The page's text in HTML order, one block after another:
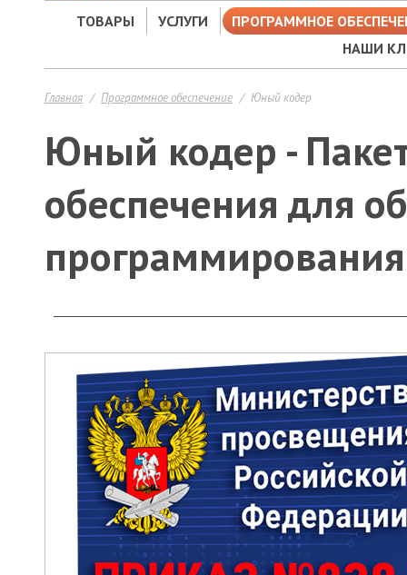
ТОВАРЫ
УСЛУГИ
ПРОГРАММНОЕ
НАШИ
Главная Программное обеспечение Юный кодер
Юный кодер -
обеспечения для
программирования